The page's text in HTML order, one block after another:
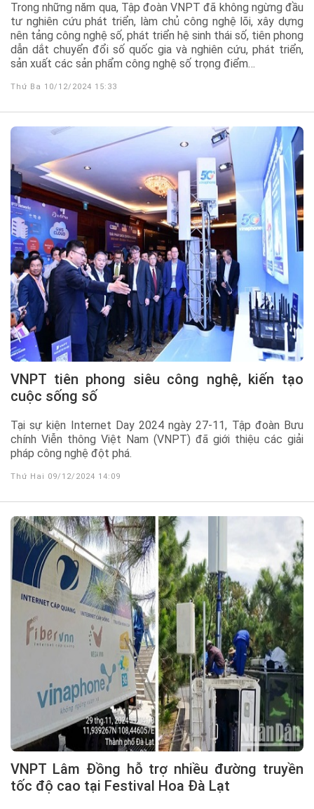
Trong những năm qua, Tập đoàn VNPT đã không ngừng đầu
tư nghiên cứu phát triển, làm chủ công nghệ lõi, xây dựng
nên tảng công nghệ số, phát triển hệ sinh thái số, tiên phong
dẫn dắt chuyển đổi số quốc gia và nghiên cứu, phát triển,
sản xuất các sản phẩm công nghệ số trọng điểm…
Thứ Ba 10/12/2024 15:33
VNPT tiên phong siêu công nghệ, kiến tạo
cuộc sống số
Tại sự kiện Internet Day 2024 ngày 27-11, Tập đoàn Bưu
chính Viễn thông Việt Nam (VNPT) đã giới thiệu các giải
pháp công nghệ đột phá.
Thứ Hai 09/12/2024 14:09
VNPT Lâm Đồng hỗ trợ nhiều đường truyền
tốc độ cao tại Festival Hoa Đà Lạt